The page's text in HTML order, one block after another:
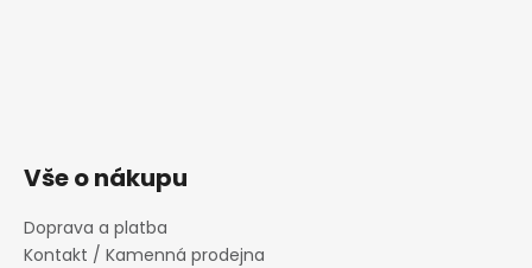
Vše o nákupu
Doprava a platba
Kontakt / Kamenná prodejna